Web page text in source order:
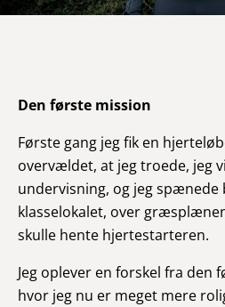
Den første mission
Første gang jeg fik en
overvældet, at jeg troede, jeg
undervisning, og jeg spænede
klasselokalet, over
skulle hente hjertestarteren.
Jeg oplever en forskel fra den
hvor jeg nu er meget mere